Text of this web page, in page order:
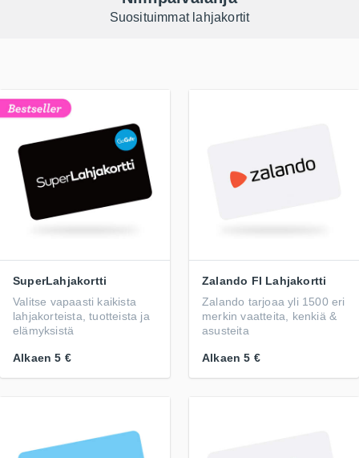
Suosituimmat lahjakortit
SuperLahjakortti
Valitse vapaasti kaikista
lahjakorteista, tuotteista ja
elämyksistä
Alkaen 5 €
Zalando FI Lahjakortti
Zalando tarjoaa yli 1500 eri
merkin vaatteita, kenkiä &
asusteita
Alkaen 5 €